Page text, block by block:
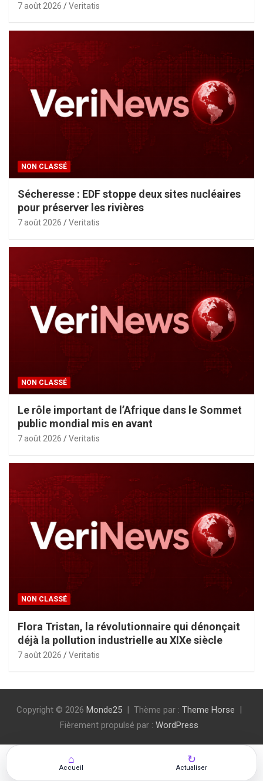
7 août 2026 Veritatis
NON CLASSÉ
Sécheresse : EDF stoppe deux sites nucléaires
pour préserver les rivières
7 août 2026 Veritatis
NON CLASSÉ
Le rôle important de l’Afrique dans le Sommet
public mondial mis en avant
7 août 2026 Veritatis
NON CLASSÉ
Flora Tristan, la révolutionnaire qui dénonçait
déjà la pollution industrielle au XIXe siècle
7 août 2026 Veritatis
Copyright © 2026 Monde25 Thème par : Theme Horse
Fièrement propulsé par : WordPress
⌂
Accueil
↻
Actualiser